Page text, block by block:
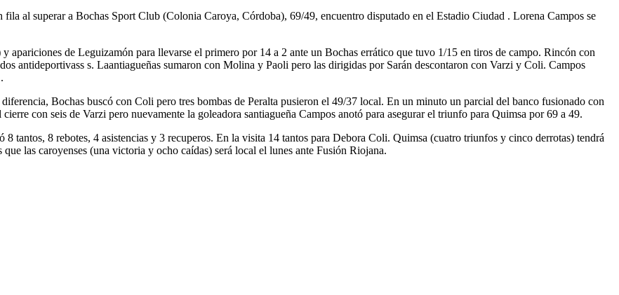
al superar a Bochas Sport Club (Colonia Caroya, Córdoba), 69/49, encuentro disputado en el Estadio Ciudad . Lorena Campos se
apariciones de Leguizamón para llevarse el primero por 14 a 2 ante un Bochas errático que tuvo 1/15 en tiros de campo. Rincón con
antideportivass s. Laantiagueñas sumaron con Molina y Paoli pero las dirigidas por Sarán descontaron con Varzi y Coli. Campos
Bochas buscó con Coli pero tres bombas de Peralta pusieron el 49/37 local. En un minuto un parcial del banco fusionado con
con seis de Varzi pero nuevamente la goleadora santiagueña Campos anotó para asegurar el triunfo para Quimsa por 69 a 49.
tantos, 8 rebotes, 4 asistencias y 3 recuperos. En la visita 14 tantos para Debora Coli. Quimsa (cuatro triunfos y cinco derrotas) tendrá
las caroyenses (una victoria y ocho caídas) será local el lunes ante Fusión Riojana.